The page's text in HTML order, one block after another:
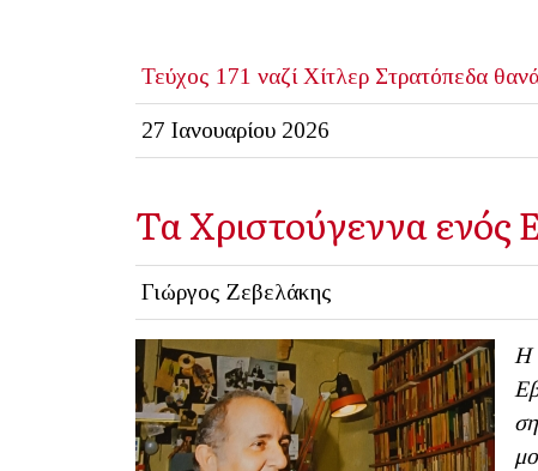
Τεύχος 171 ναζί Χίτλερ Στρατόπεδα
27 Ιανουαρίου 2026
Τα Χριστούγεννα ενός
Γιώργος Ζεβελάκης
Η